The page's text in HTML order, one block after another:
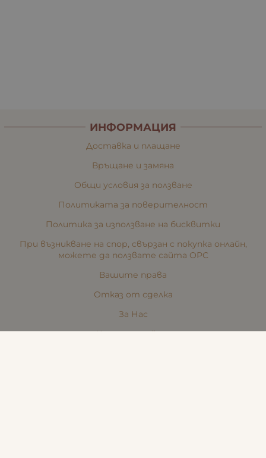
ИНФОРМАЦИЯ
Доставка и плащане
Връщане и замяна
Общи условия за ползване
Политиката за поверителност
Политика за използване на бисквитки
При възникване на спор, свързан с покупка онлайн,
можете да ползвате сайта ОРС
Вашите права
Отказ от сделка
За Нас
Карта на сайта